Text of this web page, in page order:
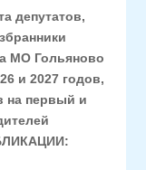
депутатов,
МО Гольяново
и 2027 годов,
на первый и